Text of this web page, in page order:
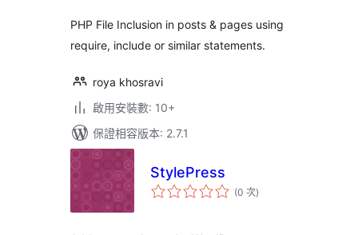
PHP File Inclusion in posts & pages using
require, include or similar statements.
roya khosravi
啟用安裝數: 10+
保證相容版本: 2.7.1
StylePress
(0 次評
分)